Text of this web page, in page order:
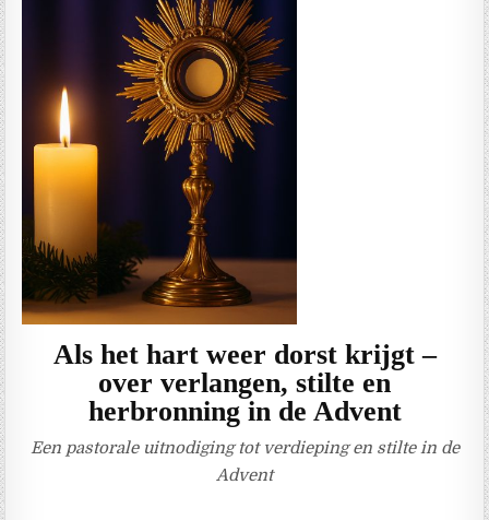
Als het hart weer dorst krijgt –
over verlangen, stilte en
herbronning in de Advent
Een pastorale uitnodiging tot verdieping en stilte in de
Advent